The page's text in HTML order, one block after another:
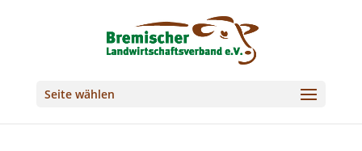
Seite wählen